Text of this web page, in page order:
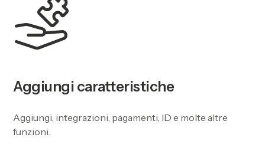
Aggiungi caratteristiche
Aggiungi, integrazioni, pagamenti, ID e molte altre
funzioni.